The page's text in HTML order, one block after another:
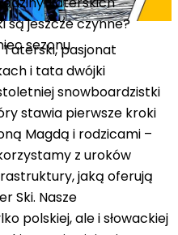
są jeszcze czynne?
sezonupasjonat
i tata dwójki
snowboardzistki
stawia pierwsze kroki
Magdą i rodzicami –
z uroków
jaką oferują
Ski. Nasze
polskiej, ale i słowackiej